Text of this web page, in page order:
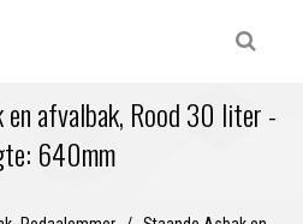
en afvalbak, Rood 30 liter -
640mm